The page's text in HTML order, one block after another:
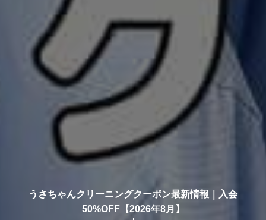
うさちゃんクリーニングクーポン最新情報｜入会
50%OFF【2026年8月】